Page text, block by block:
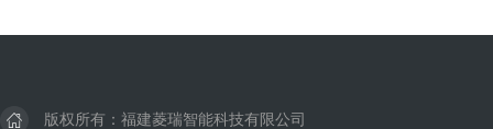
版权所有：福建菱瑞智能科技有限公司